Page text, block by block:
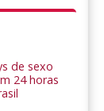
de sexo
24 horas